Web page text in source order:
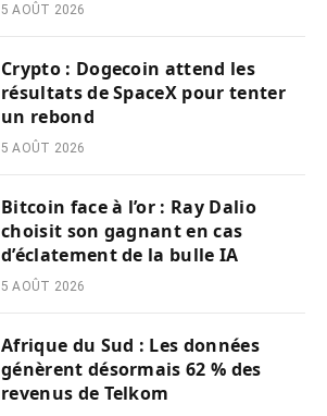
5 AOÛT 2026
Crypto : Dogecoin attend les
résultats de SpaceX pour tenter
un rebond
5 AOÛT 2026
Bitcoin face à l’or : Ray Dalio
choisit son gagnant en cas
d’éclatement de la bulle IA
5 AOÛT 2026
Afrique du Sud : Les données
génèrent désormais 62 % des
revenus de Telkom